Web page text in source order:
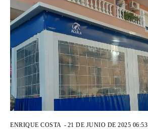
ENRIQUE COSTA - 21 DE JUNIO DE 2025 06:53